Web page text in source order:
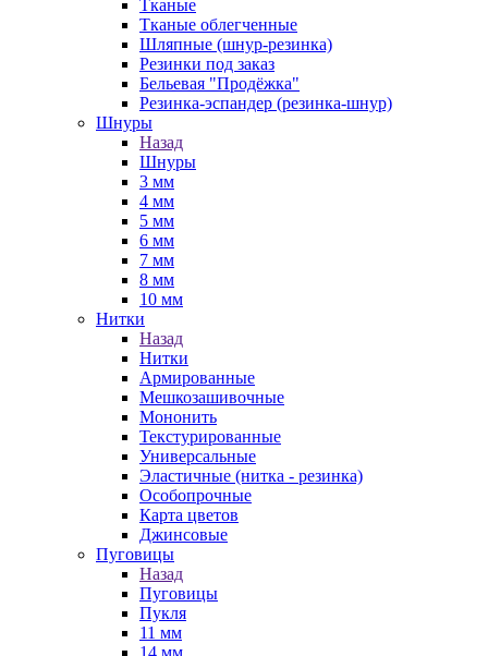
Тканые
Тканые облегченные
Шляпные (шнур-резинка)
Резинки под заказ
Бельевая "Продёжка"
Резинка-эспандер (резинка-шнур)
Шнуры
Назад
Шнуры
3 мм
4 мм
5 мм
6 мм
7 мм
8 мм
10 мм
Нитки
Назад
Нитки
Армированные
Мешкозашивочные
Мононить
Текстурированные
Универсальные
Эластичные (нитка - резинка)
Особопрочные
Карта цветов
Джинсовые
Пуговицы
Назад
Пуговицы
Пукля
11 мм
14 мм